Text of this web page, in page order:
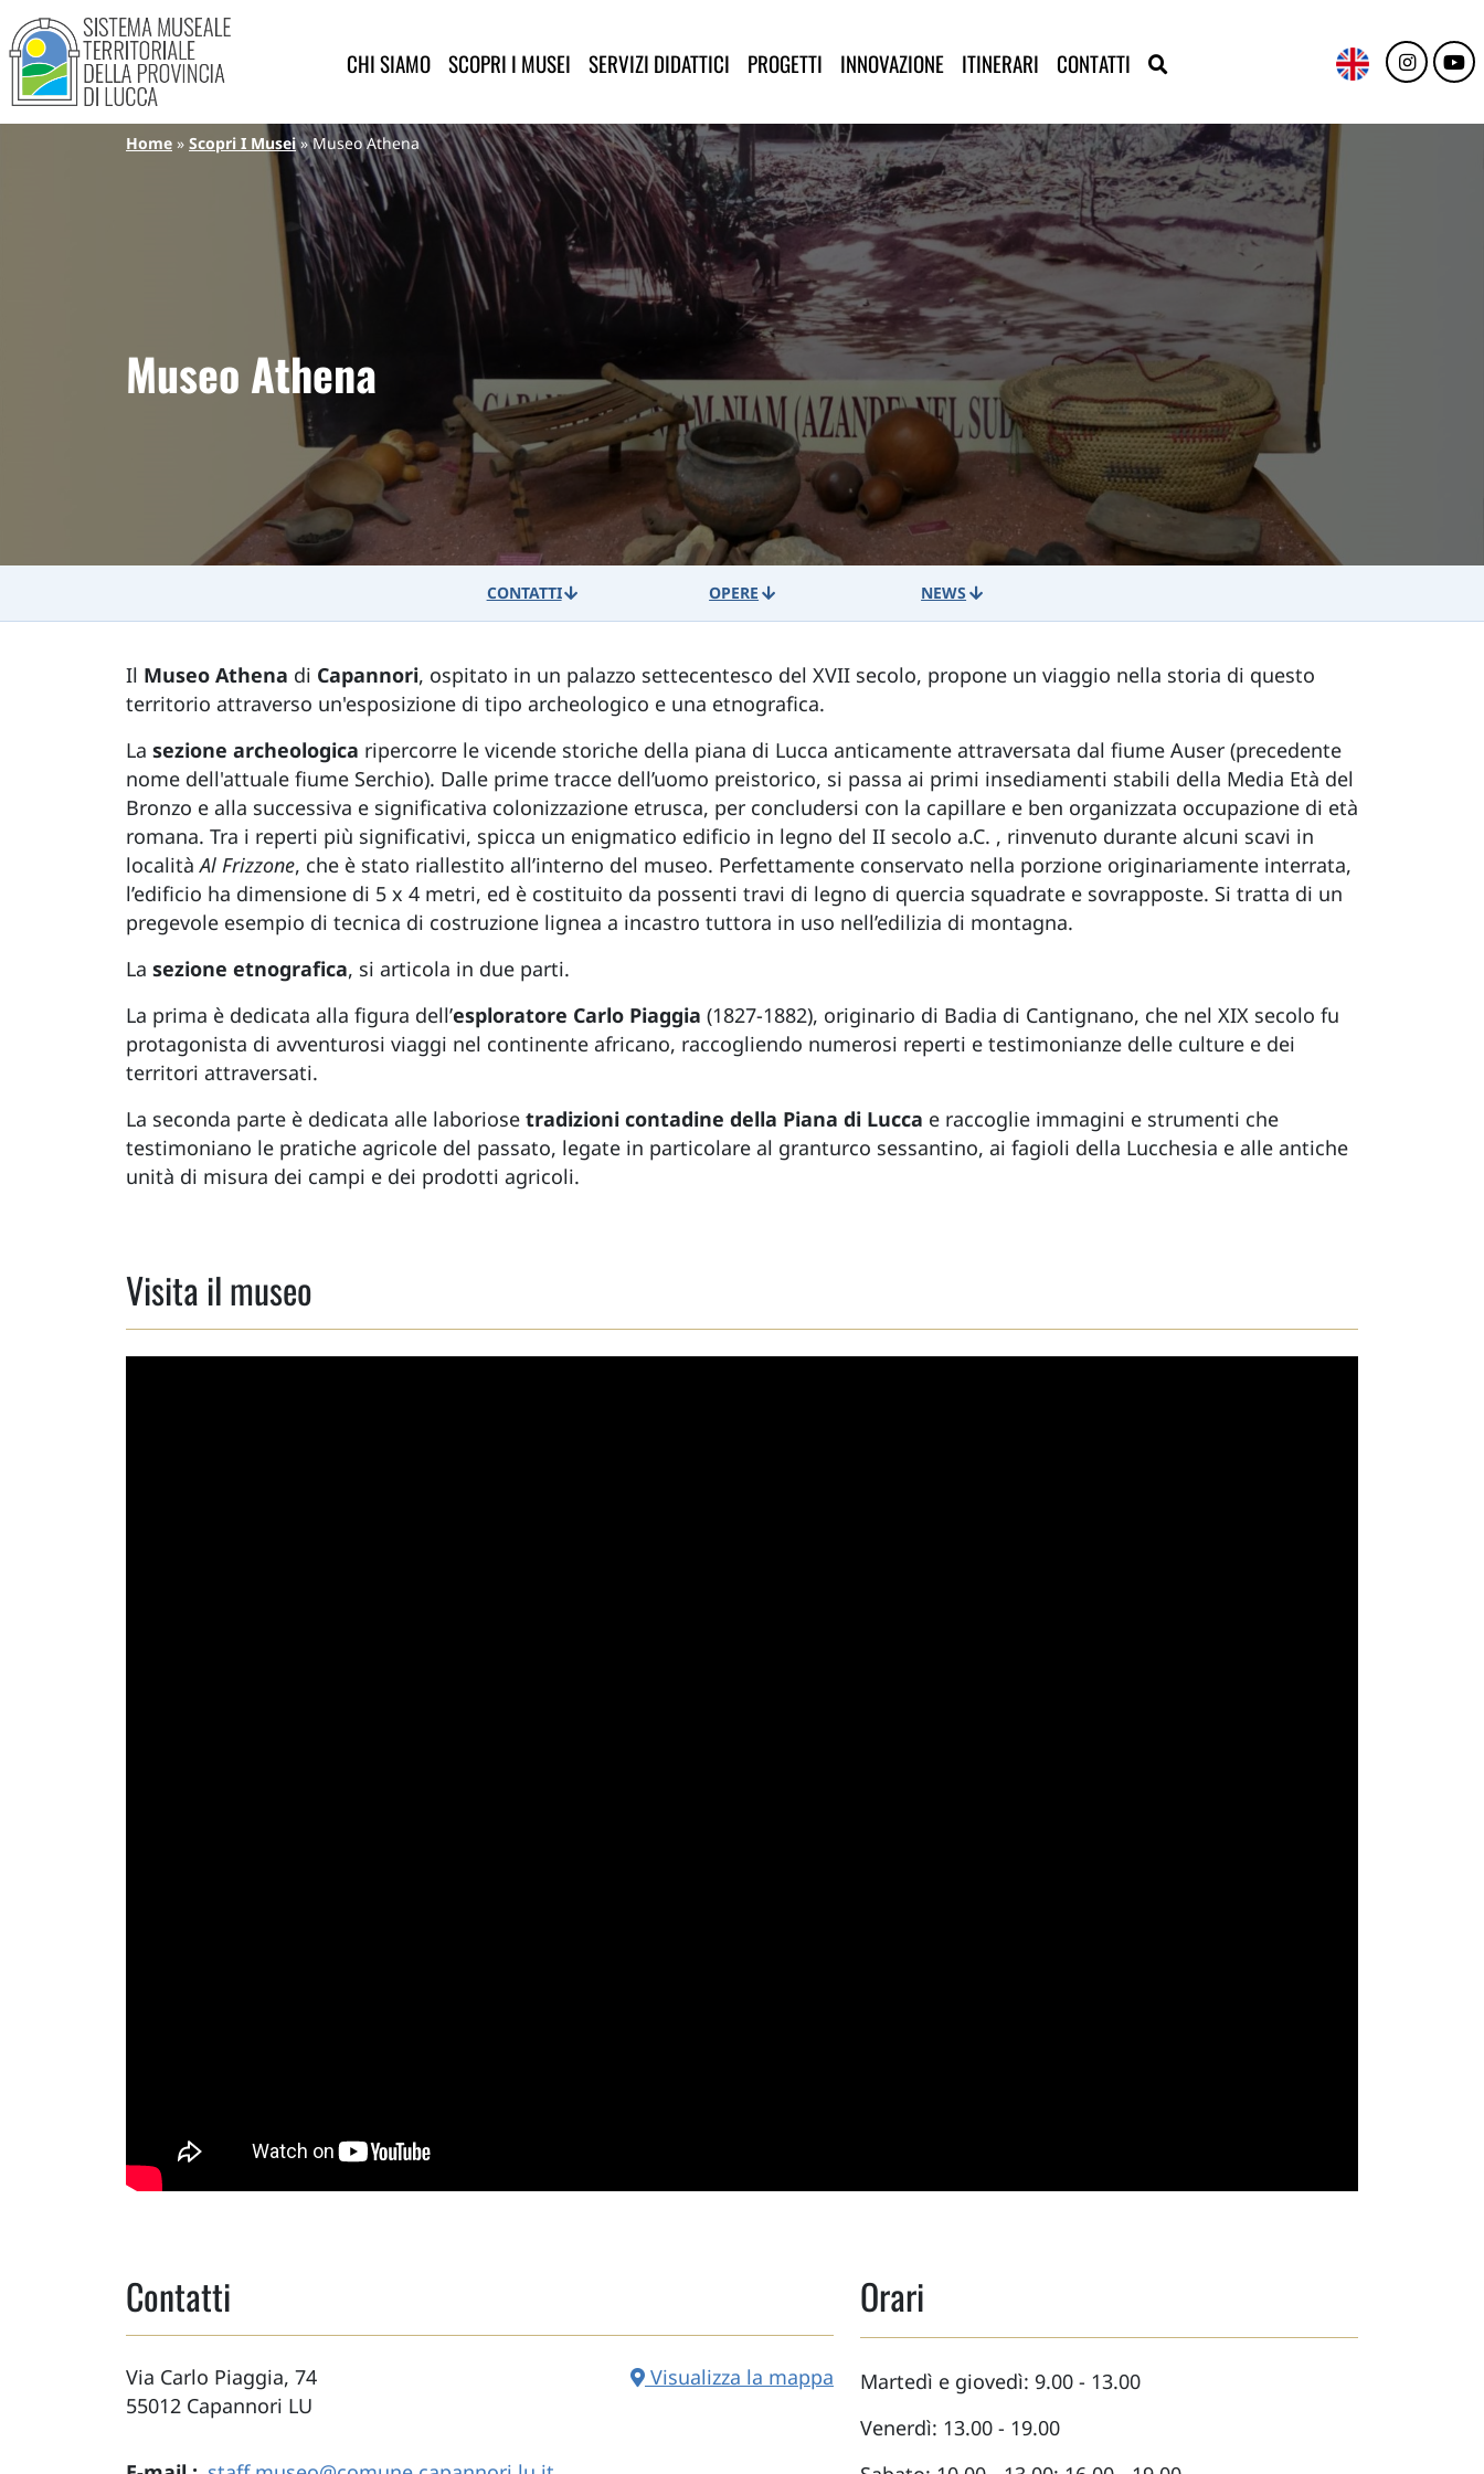
Salta al contenuto principale
Sistema Museale Territoriale della Provincia di Lucca
Navigazione principale
CHI SIAMO SCOPRI I MUSEI SERVIZI DIDATTICI PROGETTI INNOVAZIONE ITINERARI CONTATTI
Briciole di pane
Home Scopri I Musei Museo Athena
Museo Athena
CONTATTI OPERE NEWS
Il Museo Athena di Capannori, ospitato in un palazzo settecentesco del XVII secolo, propone un viaggio nella storia di questo
territorio attraverso un'esposizione di tipo archeologico e una etnografica.
La sezione archeologica ripercorre le vicende storiche della piana di Lucca anticamente attraversata dal fiume Auser (precedente
nome dell'attuale fiume Serchio). Dalle prime tracce dell’uomo preistorico, si passa ai primi insediamenti stabili della Media Età del
Bronzo e alla successiva e significativa colonizzazione etrusca, per concludersi con la capillare e ben organizzata occupazione di età
romana. Tra i reperti più significativi, spicca un enigmatico edificio in legno del II secolo a.C. , rinvenuto durante alcuni scavi in
localitàAl Frizzone, che è stato riallestito all’interno del museo. Perfettamente conservato nella porzione originariamente interrata,
l’edificio ha dimensione di 5 x 4 metri, ed è costituito da possenti travi di legno di quercia squadrate e sovrapposte. Si tratta di un
pregevole esempio di tecnica di costruzione lignea a incastro tuttora in uso nell’edilizia di montagna.
La sezione etnografica, si articola in due parti.
La prima è dedicata alla figura dell’esploratore Carlo Piaggia (1827-1882), originario di Badia di Cantignano, che nel XIX secolo fu
protagonista di avventurosi viaggi nel continente africano, raccogliendo numerosi reperti e testimonianze delle culture e dei
territori attraversati.
La seconda parte è dedicata alle laboriose tradizioni contadine della Piana di Lucca e raccoglie immagini e strumenti che
testimoniano le pratiche agricole del passato, legate in particolare al granturco sessantino, ai fagioli della Lucchesia e alle antiche
unità di misura dei campi e dei prodotti agricoli.
Visita il museo
Contatti
Via Carlo Piaggia, 74
55012 Capannori LU
Visualizza la mappa
Orari
Martedì e giovedì: 9.00 - 13.00
Venerdì: 13.00 - 19.00